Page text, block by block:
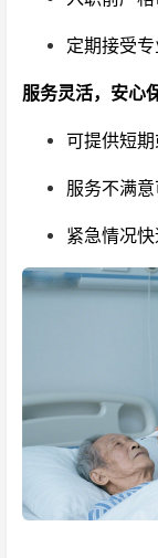
定期接受
服务灵活，安心
可提供短
服务不满
紧急情况